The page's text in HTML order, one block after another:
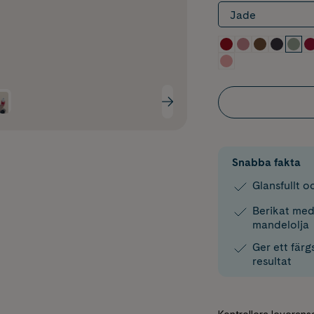
Jade
Snabba fakta
Glansfullt
Berikat
mandelolja
Ger ett
resultat